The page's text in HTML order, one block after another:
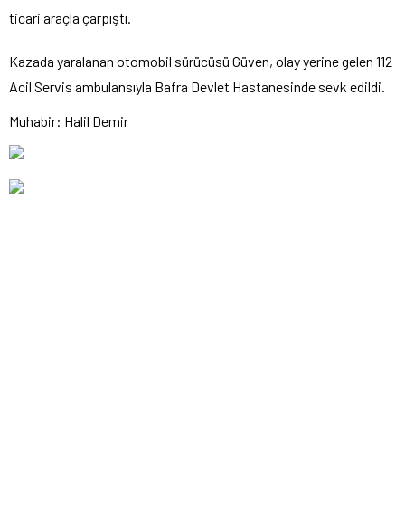
ticari araçla çarpıştı.
Kazada yaralanan otomobil sürücüsü Güven, olay yerine gelen 112
Acil Servis ambulansıyla Bafra Devlet Hastanesinde sevk edildi.
Muhabir: Halil Demir